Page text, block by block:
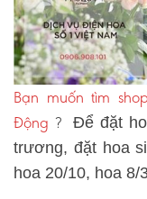
Bạn muốn tìm
Động ?Để đặt
trương, đặt hoa
hoa 20/10, hoa